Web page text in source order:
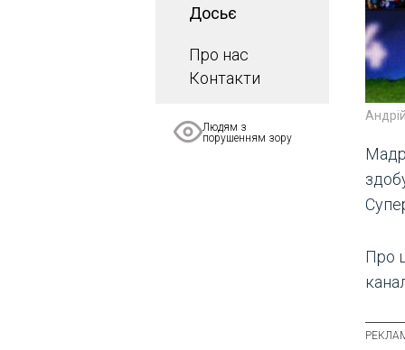
Досьє
Про нас
Контакти
Людям з
порушенням зору
Про